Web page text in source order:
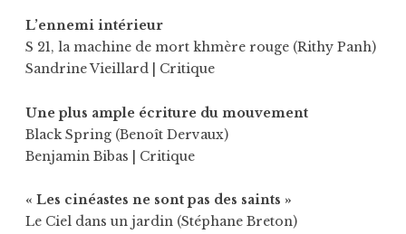
L’ennemi intérieur
S 21, la machine de mort khmère rouge (Rithy Panh)
Sandrine Vieillard | Critique
Une plus ample écriture du mouvement
Black Spring (Benoît Dervaux)
Benjamin Bibas | Critique
« Les cinéastes ne sont pas des saints »
Le Ciel dans un jardin (Stéphane Breton)